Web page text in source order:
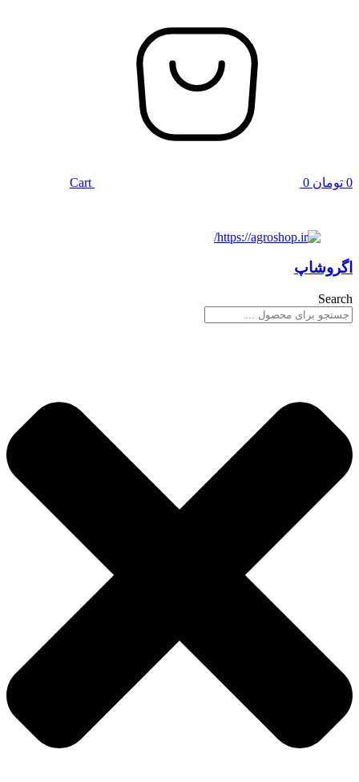
0 تومان 0
Cart
اگروشاپ
Search